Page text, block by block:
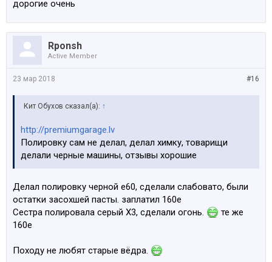
дорогие очень
Rponsh
Active Member
#16
23 мар 2018
Кит Обухов сказал(а): ↑
http://premiumgarage.lv
Полировку сам не делал, делал химку, товарищи
делали черные машины, отзывы хорошие
Делал полировку черной е60, сделали слабовато, были
остатки засохшей пасты. заплатил 160е
Сестра полировала серый X3, сделали огонь.
те же
160е
Походу не любят старые вёдра.